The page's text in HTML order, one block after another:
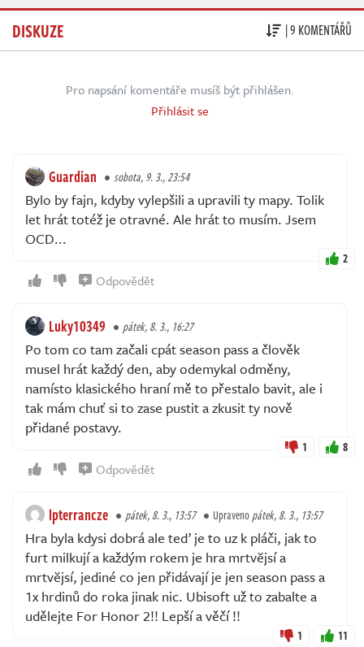
DISKUZE | 9 KOMENTÁŘŮ
Pro napsání komentáře musíš být přihlášen.
Přihlásit se
Guardian sobota, 9. 3., 23:54
Bylo by fajn, kdyby vylepšili a upravili ty mapy. Tolik
let hrát totéž je otravné. Ale hrát to musím. Jsem
OCD...
2
Odpovědět
Luky10349 pátek, 8. 3., 16:27
Po tom co tam začali cpát season pass a člověk
musel hrát každý den, aby odemykal odměny,
namísto klasického hraní mě to přestalo bavit, ale i
tak mám chuť si to zase pustit a zkusit ty nově
přidané postavy.
1 8
Odpovědět
lpterrancze pátek, 8. 3., 13:57 Upravenopátek, 8. 3., 13:57
Hra byla kdysi dobrá ale teď je to uz k pláči, jak to
furt milkují a každým rokem je hra mrtvĕjsí a
mrtvĕjsí, jediné co jen přidávají je jen season pass a
1x hrdinů do roka jinak nic. Ubisoft už to zabalte a
udělejte For Honor 2!! Lepší a věčí !!
1 11